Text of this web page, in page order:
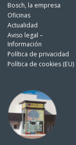
Bosch, la empresa
Oficinas
Actualidad
Aviso legal –
Información
Política de privacidad
Política de cookies (EU)